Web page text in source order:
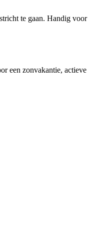
te gaan. Handig voor
een zonvakantie, actieve